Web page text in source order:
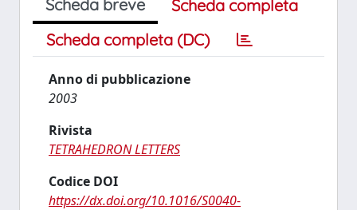
Scheda breve
Scheda completa
Scheda completa (DC)
Anno di pubblicazione
2003
Rivista
TETRAHEDRON LETTERS
Codice DOI
https://dx.doi.org/10.1016/S0040-